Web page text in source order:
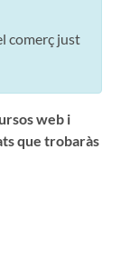
comerç just
ursos web i
que trobaràs